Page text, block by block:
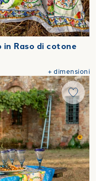
Raso di cotone
+dimensioni
in Raso di cotone Oliva